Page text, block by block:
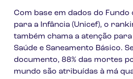
Com base em dados do Fundo
para a Infância (Unicef), o
também chama a atenção
Saúde e Saneamento Básico.
documento, 88% das mortes
mundo são atribuídas à má